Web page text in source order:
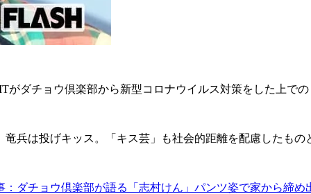
ダチョウ倶楽部から新型コロナウイルス対策をした上で
兵は投げキッス。「キス芸」も社会的距離を配慮したもの
：ダチョウ倶楽部が語る「志村けん」パンツ姿で家から締